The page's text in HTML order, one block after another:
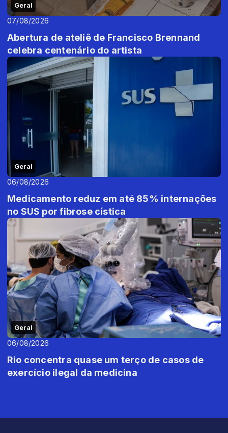
Geral
07/08/2026
Abertura de ateliê de Francisco Brennand
celebra centenário do artista
Geral
06/08/2026
Medicamento reduz em até 85% internações
no SUS por fibrose cística
Geral
06/08/2026
Rio concentra quase um terço de casos de
exercício ilegal da medicina